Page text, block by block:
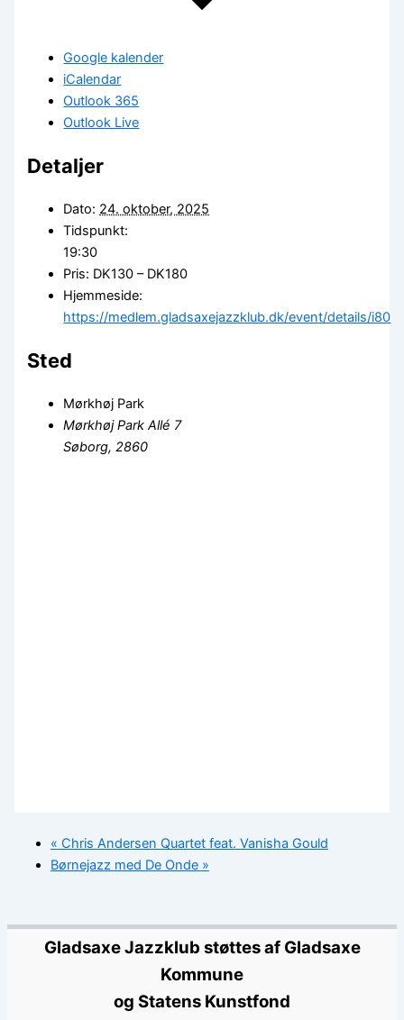
Google kalender
iCalendar
Outlook 365
Outlook Live
Detaljer
Dato: 24. oktober, 2025
Tidspunkt:
19:30
Pris: DK130 – DK180
Hjemmeside:
https://medlem.gladsaxejazzklub.dk/event/details/i80
Sted
Mørkhøj Park
Mørkhøj Park Allé 7
Søborg, 2860
« Chris Andersen Quartet feat. Vanisha Gould
Børnejazz med De Onde »
Gladsaxe Jazzklub støttes af Gladsaxe
Kommune
og Statens Kunstfond